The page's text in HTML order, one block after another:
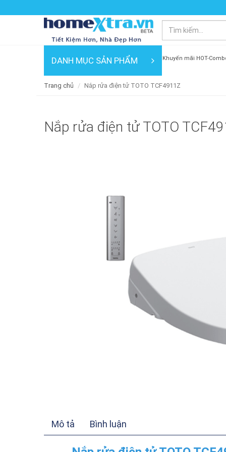
DANH MỤC SẢN PHẨM Khuyến mãi HOT-
Trang chủ Nắp rửa điện tử TOTO TCF4911Z
Nắp rửa điện tử TOTO
Mô tả Bình luận